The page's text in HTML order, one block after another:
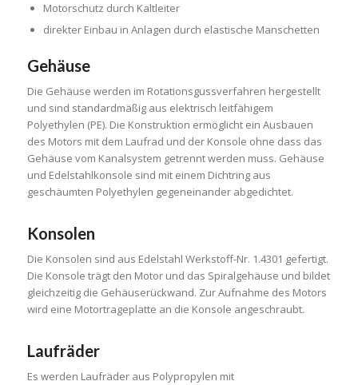
Motorschutz durch Kaltleiter
direkter Einbau in Anlagen durch elastische Manschetten
Gehäuse
Die Gehäuse werden im Rotationsgussverfahren hergestellt
und sind standardmäßig aus elektrisch leitfähigem
Polyethylen (PE). Die Konstruktion ermöglicht ein Ausbauen
des Motors mit dem Laufrad und der Konsole ohne dass das
Gehäuse vom Kanalsystem getrennt werden muss. Gehäuse
und Edelstahlkonsole sind mit einem Dichtring aus
geschäumten Polyethylen gegeneinander abgedichtet.
Konsolen
Die Konsolen sind aus Edelstahl Werkstoff-Nr. 1.4301 gefertigt.
Die Konsole trägt den Motor und das Spiralgehäuse und bildet
gleichzeitig die Gehäuserückwand. Zur Aufnahme des Motors
wird eine Motortrageplatte an die Konsole angeschraubt.
Laufräder
Es werden Laufräder aus Polypropylen mit